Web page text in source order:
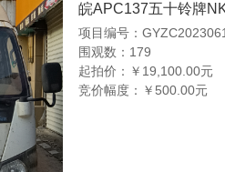
皖APC137五十铃牌
项目编号：
围观数：179
起拍价： ￥19,100.00元
竞价幅度： ￥500.00元